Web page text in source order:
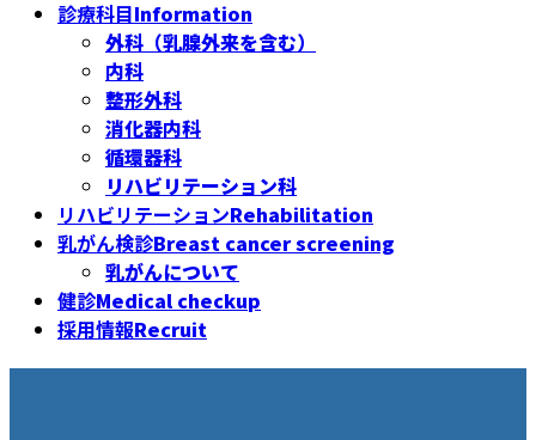
診療科目Information
外科（乳腺外来を含む）
内科
整形外科
消化器内科
循環器科
リハビリテーション科
リハビリテーションRehabilitation
乳がん検診Breast cancer screening
乳がんについて
健診Medical checkup
採用情報Recruit